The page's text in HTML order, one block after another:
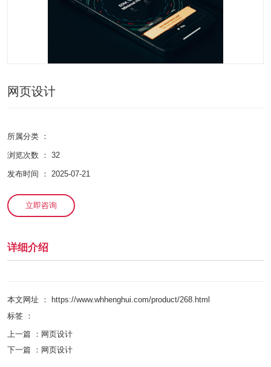
网页设计
所属分类 ：
浏览次数 ： 32
发布时间 ： 2025-07-21
立即咨询
详细介绍
本文网址 ： https://www.whhenghui.com/product/268.html
标签 ：
上一篇 ： 网页设计
下一篇 ： 网页设计